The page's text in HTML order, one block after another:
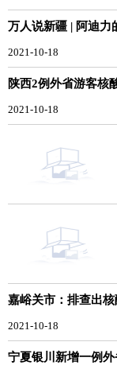
万人说新疆 | 阿迪力
2021-10-18
陕西2例外省游客核
2021-10-18
嘉峪关市：排查出
2021-10-18
宁夏银川新增一例